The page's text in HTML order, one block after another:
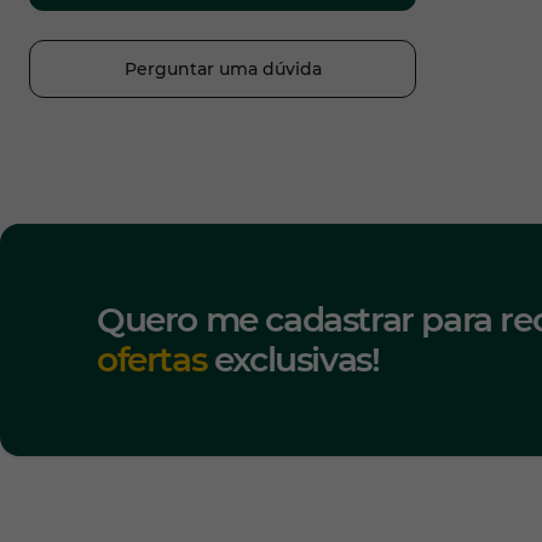
Perguntar uma dúvida
Quero me cadastrar para
ofertasexclusivas!